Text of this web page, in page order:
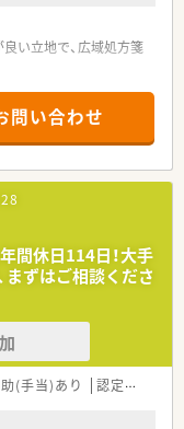
い立地で、広域処方箋
対応できる環境で、調
展開しており、安定し
健康をトータルでサポー
ジや品出し業務はなく
慮したうえで、納得感
問い合わせ
間休日114日！大手
まずはご相談くださ
(手当)あり 認定薬剤師取得支援あり